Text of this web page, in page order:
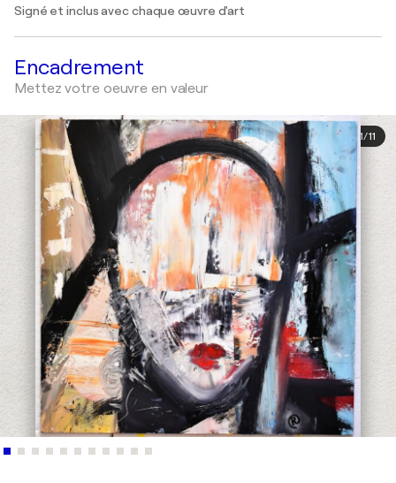
Signé et inclus avec chaque œuvre d'art
Encadrement
Mettez votre oeuvre en valeur
1/11